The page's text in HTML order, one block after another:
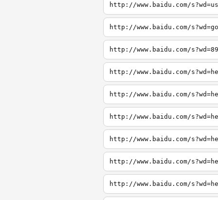
http://www.baidu.com/
http://www.baidu.com/
http://www.baidu.com/
http://www.baidu.com/
http://www.baidu.com/
http://www.baidu.com/
http://www.baidu.com/
http://www.baidu.com/
http://www.baidu.com/